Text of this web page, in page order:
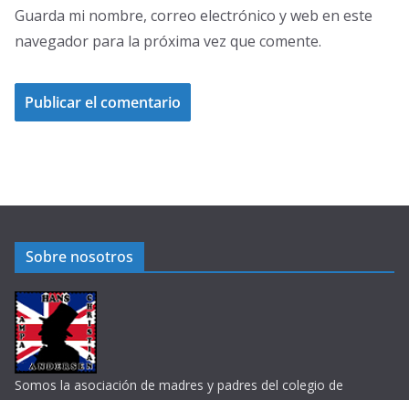
Guarda mi nombre, correo electrónico y web en este
navegador para la próxima vez que comente.
Sobre nosotros
Somos la asociación de madres y padres del colegio de